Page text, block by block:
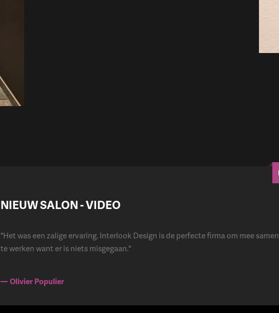
NIEUW SALON - VIDEO
"Het was een zalige ervaring. Interlook Design is de perfecte firma om mee samen
te werken want er is niets misgegaan."
Olivier Populier